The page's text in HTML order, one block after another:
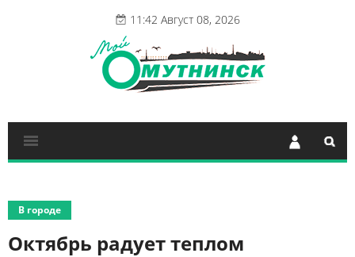
11:42 Август 08, 2026
В городе
Октябрь радует теплом